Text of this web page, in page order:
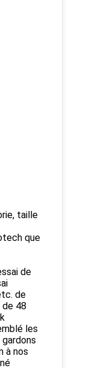
taille
que
de
de
de 48
les
à nos